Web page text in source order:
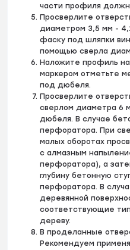
части профиля
Просверлите
диаметром 3,5 мм -
фаску под шляпки
помощью сверла
Наложите профиль на
маркером отметьте
под дюбеля.
Просверлите
сверлом диаметра 6
дюбеля. В случае
перфоратора. При
малых оборотах
с алмазным
перфоратора), а
глубину бетонную
перфоратора. В
деревянной
соответствующие
дереву.
В проделанные
Рекомендуем